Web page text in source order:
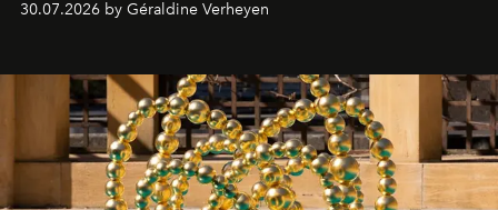
30.07.2026 by Géraldine Verheyen